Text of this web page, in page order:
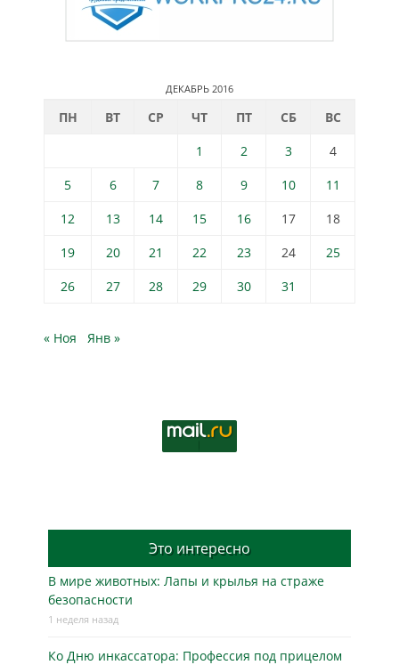
ДЕКАБРЬ 2016
ПН ВТ СР ЧТ ПТ СБ
ВС
1
2 3
4
5
6 7 8 9 10
11
12
13 14 15 16 17
18
19
20 21 22 23 24
25
26
27 28 29 30 31
« Ноя Янв »
Это интересно
В мире животных: Лапы и крылья на страже
безопасности
1 неделя назад
Ко Дню инкассатора: Профессия под прицелом